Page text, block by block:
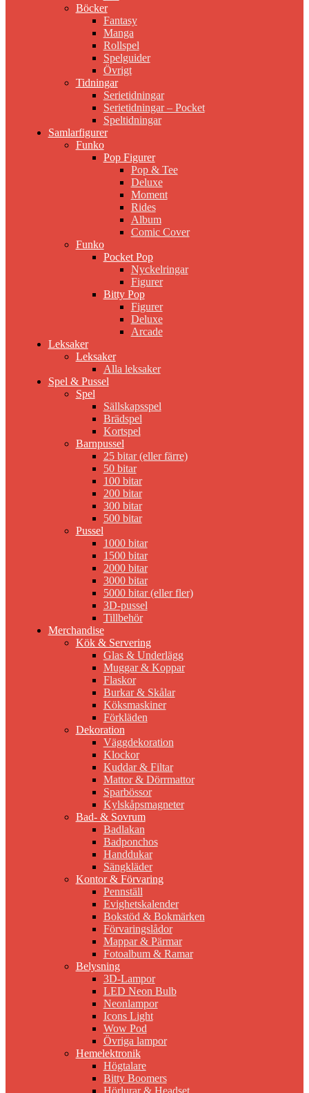
Böcker
Fantasy
Manga
Rollspel
Spelguider
Övrigt
Tidningar
Serietidningar
Serietidningar – Pocket
Speltidningar
Samlarfigurer
Funko
Pop Figurer
Pop & Tee
Deluxe
Moment
Rides
Album
Comic Cover
Funko
Pocket Pop
Nyckelringar
Figurer
Bitty Pop
Figurer
Deluxe
Arcade
Leksaker
Leksaker
Alla leksaker
Spel & Pussel
Spel
Sällskapsspel
Brädspel
Kortspel
Barnpussel
25 bitar (eller färre)
50 bitar
100 bitar
200 bitar
300 bitar
500 bitar
Pussel
1000 bitar
1500 bitar
2000 bitar
3000 bitar
5000 bitar (eller fler)
3D-pussel
Tillbehör
Merchandise
Kök & Servering
Glas & Underlägg
Muggar & Koppar
Flaskor
Burkar & Skålar
Köksmaskiner
Förkläden
Dekoration
Väggdekoration
Klockor
Kuddar & Filtar
Mattor & Dörrmattor
Sparbössor
Kylskåpsmagneter
Bad- & Sovrum
Badlakan
Badponchos
Handdukar
Sängkläder
Kontor & Förvaring
Pennställ
Evighetskalender
Bokstöd & Bokmärken
Förvaringslådor
Mappar & Pärmar
Fotoalbum & Ramar
Belysning
3D-Lampor
LED Neon Bulb
Neonlampor
Icons Light
Wow Pod
Övriga lampor
Hemelektronik
Högtalare
Bitty Boomers